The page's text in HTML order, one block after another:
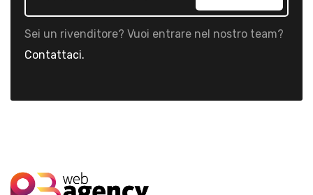
Sei un rivenditore? Vuoi entrare nel nostro team?
Contattaci.